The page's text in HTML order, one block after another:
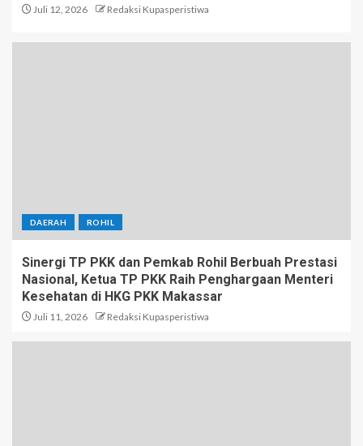
Juli 12, 2026 Redaksi Kupasperistiwa
DAERAH ROHIL
Sinergi TP PKK dan Pemkab Rohil Berbuah Prestasi
Nasional, Ketua TP PKK Raih Penghargaan Menteri
Kesehatan di HKG PKK Makassar
Juli 11, 2026 Redaksi Kupasperistiwa